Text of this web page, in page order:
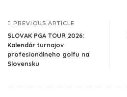
PREVIOUS ARTICLE
SLOVAK PGA TOUR 2026:
Kalendár turnajov
profesionálneho golfu na
Slovensku